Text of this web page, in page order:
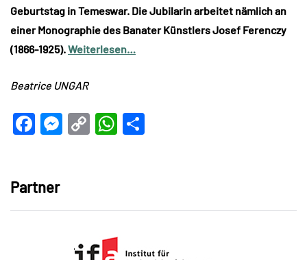
Geburtstag in Temeswar. Die Jubilarin arbeitet nämlich an
einer Monographie des Banater Künstlers Josef Ferenczy
(1866-1925).Weiterlesen…
Beatrice UNGAR
Facebook
Messenger
CopyWhatsApp
Partner